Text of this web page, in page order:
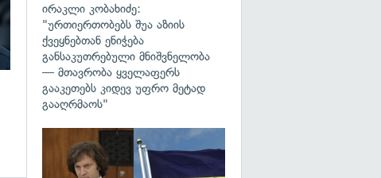
ირაკლი კობახიძე:
"ურთიერთობებს შუა აზიის
ქვეყნებთან ენიჭება
განსაკუთრებული მნიშვნელობა
— მთავრობა ყველაფერს
გააკეთებს კიდევ უფრო მეტად
გააღრმაოს"